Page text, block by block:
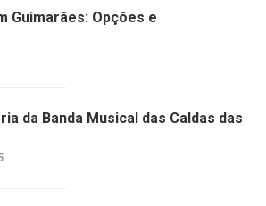
Guimarães: Opções e
da Banda Musical das Caldas das